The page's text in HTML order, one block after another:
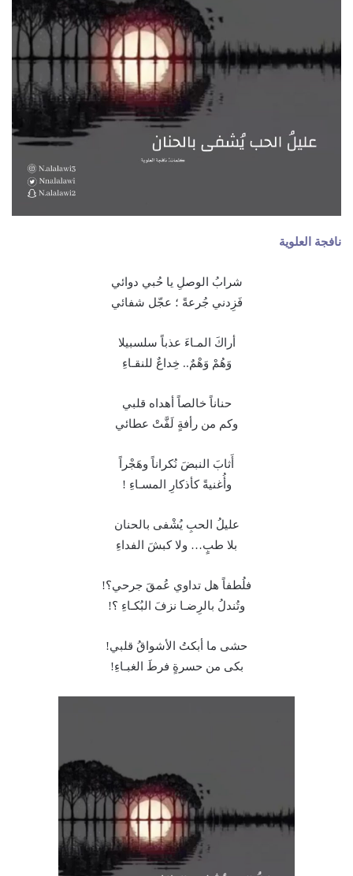
نافجة العلوية
شرابُ الوصلِ يا حُبي دوائي
فَزِدني جُرعةً ؛ عجّل شفائي
أراكَ المـاءَ عذباً سلسبيلا
وَهُمْ وَهْمٌ.. خِداعٌ للنقـاءِ
حناناً خالصاً أهداه قلبي
وكم من رأفةٍ لَفَّتْ عطائي
أَثابَ النبضَ نُكراناً وهَجْراً
وأُغنيةً كأذكارِ المسـاءِ !
عليلُ الحبِ يُشْفى بالحنان
بلا طبٍ… ولا كبشَ الفداءِ
فلُطفاً هل تداوي عُمقَ جرحي؟!
وتُندلُ بالرِضـا نزفَ البُكـاءِ ؟!
حشى ما أبكتُ الأشواقُ قلبي!
بكى من حسرةٍ فرطَ الغبـاءِ!